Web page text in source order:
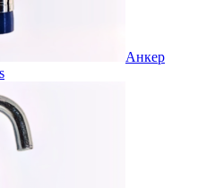
Анкер